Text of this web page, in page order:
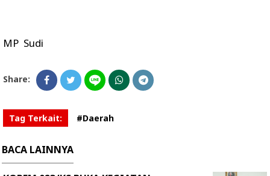
MP Sudi
Share:
Tag Terkait: #Daerah
BACA LAINNYA